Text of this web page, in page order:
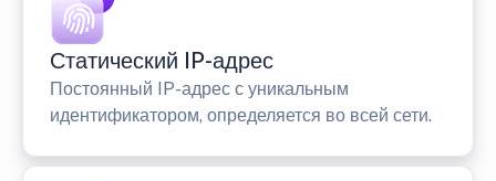
Статический IP-адрес
Постоянный IP-адрес с уникальным
идентификатором, определяется во всей сети.